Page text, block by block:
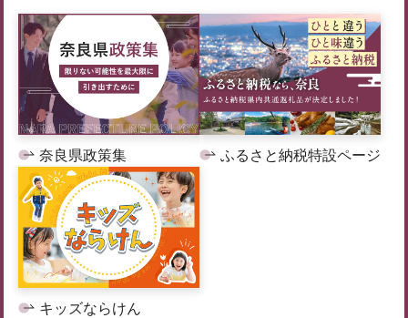
奈良県政策集 ふるさと納税特設ページ
キッズならけん